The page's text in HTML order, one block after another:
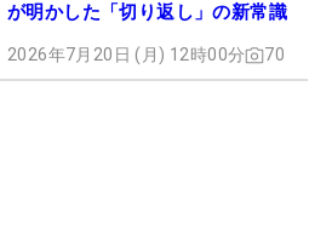
が明かした「切り返し」の新常識
2026年7月20日 (月) 12時00分 70